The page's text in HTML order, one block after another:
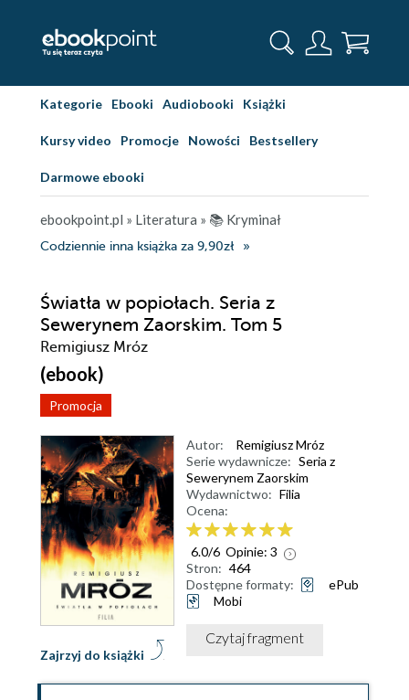
Kategorie Ebooki Audiobooki Książki
Kursy video Promocje Nowości Bestsellery
Darmowe ebooki
ebookpoint.pl » Literatura » 📚 Kryminał
Codziennie inna książka za 9,90zł
Światła w popiołach. Seria z
Sewerynem Zaorskim. Tom 5
Remigiusz Mróz
(ebook)
Promocja
Zajrzyj do książki
Autor:
Remigiusz Mróz
Serie wydawnicze: Seria z
Sewerynem Zaorskim
Wydawnictwo: Filia
Ocena:
6.0/6 Opinie: 3
Stron: 464
Dostępne formaty:
ePub
Mobi
Czytaj fragment